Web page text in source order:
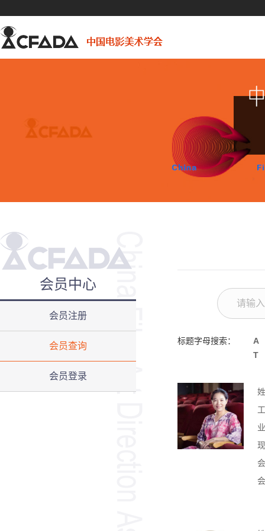
会员中心
会员注册
会员查询
会员登录
标题字母搜索：
A
T